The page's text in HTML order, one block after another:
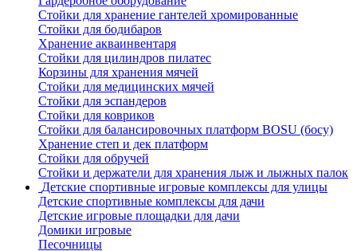
Стойки для хранение гантелей хромированные
Стойки для бодибаров
Хранение акваинвентаря
Стойки для цилиндров пилатес
Корзины для хранения мячей
Стойки для медицинских мячей
Стойки для эспандеров
Стойки для ковриков
Стойки для балансировочных платформ BOSU (босу)
Хранение степ и дек платформ
Стойки для обручей
Стойки и держатели для хранения лыж и лыжных палок
Детские спортивные игровые комплексы для улицы
Детские спортивные комплексы для дачи
Детские игровые площадки для дачи
Домики игровые
Песочницы